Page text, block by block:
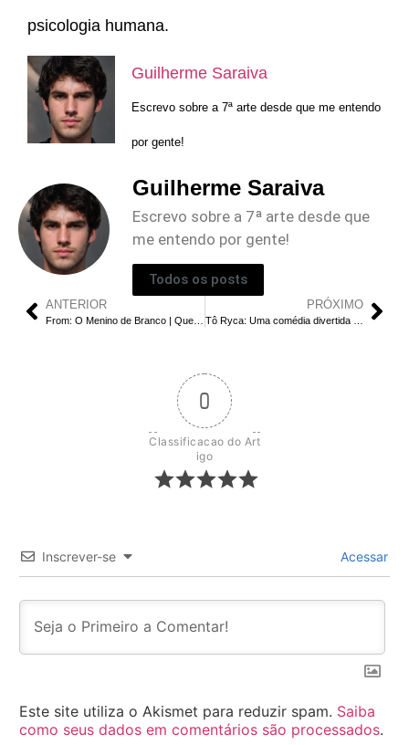
psicologia humana.
Guilherme Saraiva
Escrevo sobre a 7ª arte desde que me entendo
por gente!
Guilherme Saraiva
Escrevo sobre a 7ª arte desde que
me entendo por gente!
Todos os posts
ANTERIOR PRÓXIMO
0
Classificacao do Art
igo
Inscrever-se Acessar
Este site utiliza o Akismet para reduzir spam. Saiba
como seus dados em comentários são processados.